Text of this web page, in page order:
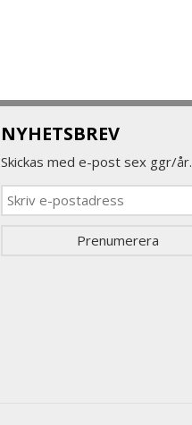
NYHETSBREV
Skickas med e-post sex ggr/år.